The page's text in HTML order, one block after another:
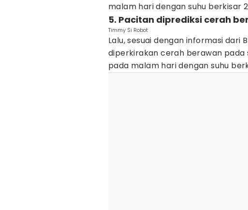
malam hari dengan suhu berkisar
5. Pacitan diprediksi cerah
Timmy Si Robot
Lalu, sesuai dengan informasi dari
diperkirakan cerah berawan
pada malam hari dengan suhu